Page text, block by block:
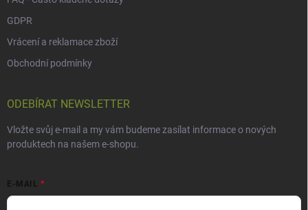
GDPR
Vrácení a reklamace zboží
Obchodní podmínky
ODEBÍRAT NEWSLETTER
Vložte svůj e-mail a my vám budeme zasílat informace o nových
produktech na našem e-shopu.
E-MAIL